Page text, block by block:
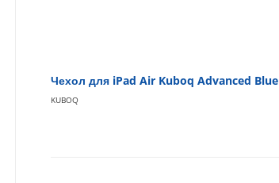
Чехол для iPad Air Kuboq Advanced Blue
KUBOQ